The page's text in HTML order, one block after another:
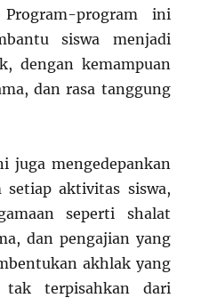
program ini
siswa menjadi
dengan kemampuan
dan rasa tanggung
juga mengedepankan
aktivitas siswa,
seperti shalat
dan pengajian yang
akhlak yang
terpisahkan dari